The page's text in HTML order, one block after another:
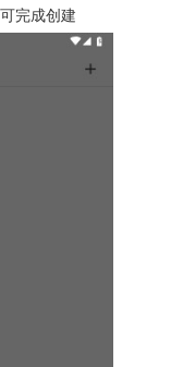
完成创建